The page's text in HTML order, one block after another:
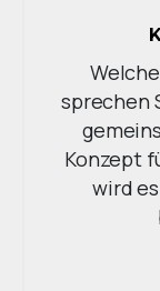
sprechen
Konzept
wird